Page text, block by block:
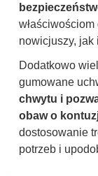
nowicjuszy, jak
Dodatkowo
gumowane
chwytu i
obaw o
dostosowanie
potrzeb i